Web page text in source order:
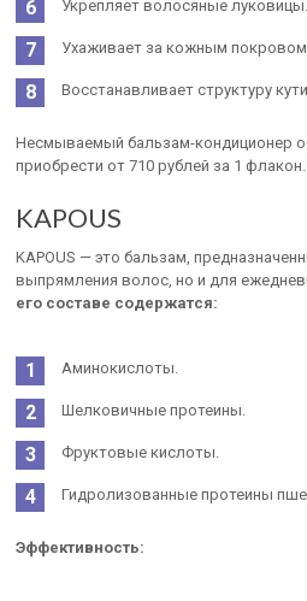
Укрепляет волосяные луковицы.
Ухаживает за кожным покровом
Восстанавливает структуру
Несмываемый бальзам-кондиционер
приобрести от 710 рублей за 1 флакон.
KAPOUS
KAPOUS — это бальзам,
выпрямления волос, но и для
его составе содержатся:
Аминокислоты.
Шелковичные протеины.
Фруктовые кислоты.
Гидролизованные протеины
Эффективность: